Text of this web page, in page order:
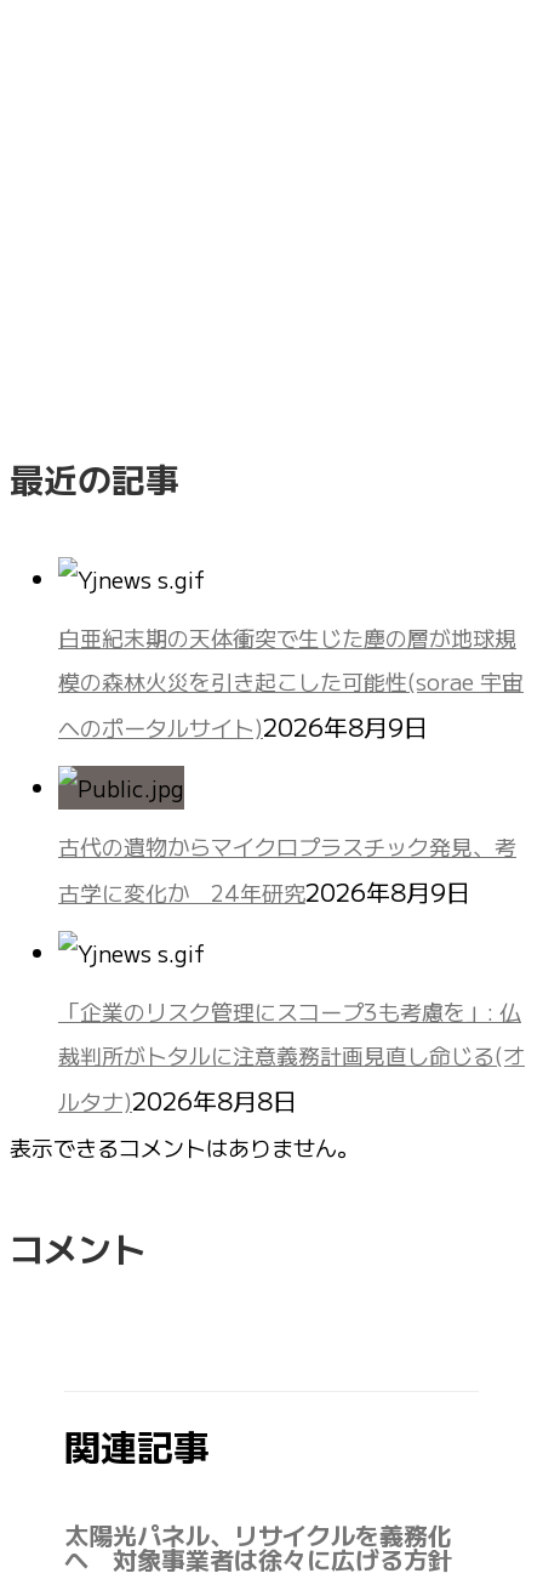
最近の記事
白亜紀末期の天体衝突で生じた塵の層が地球規
模の森林火災を引き起こした可能性(sorae 宇宙
へのポータルサイト)2026年8月9日
古代の遺物からマイクロプラスチック発見、考
古学に変化か 24年研究2026年8月9日
「企業のリスク管理にスコープ3も考慮を」: 仏
裁判所がトタルに注意義務計画見直し命じる(オ
ルタナ)2026年8月8日
表示できるコメントはありません。
コメント
関連記事
太陽光パネル、リサイクルを義務化
へ 対象事業者は徐々に広げる方針